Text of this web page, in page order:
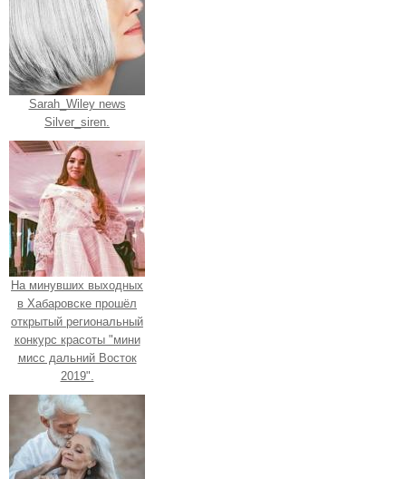
Sarah_Wiley news
Silver_siren.
На минувших выходных
в Хабаровске прошёл
открытый региональный
конкурс красоты "мини
мисс дальний Восток
2019".